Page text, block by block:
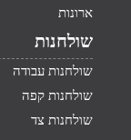
ארונות
שולחנות
שולחנות עבודה
שולחנות קפה
שולחנות צד